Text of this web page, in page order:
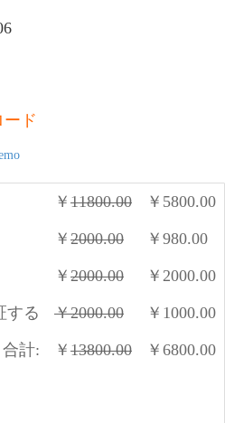
ド
￥ 11800.00 ￥ 5800.00
￥ 2000.00 ￥ 980.00
￥ 2000.00 ￥ 2000.00
する ￥2000.00 ￥ 1000.00
合計: ￥ 13800.00 ￥ 6800.00